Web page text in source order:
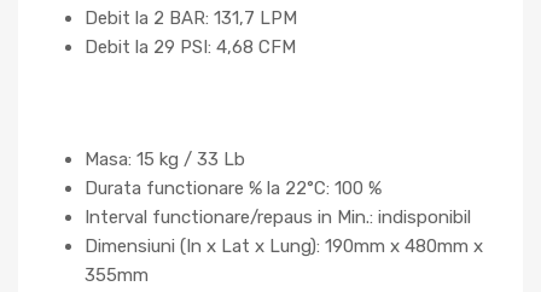
Debit la 2 BAR: 131,7 LPM
Debit la 29 PSI: 4,68 CFM
Masa: 15 kg / 33 Lb
Durata functionare % la 22°C: 100 %
Interval functionare/repaus in Min.: indisponibil
Dimensiuni (In x Lat x Lung): 190mm x 480mm x
355mm